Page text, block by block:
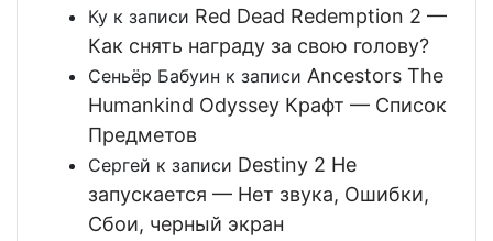
Ку к записи Red Dead Redemption 2 —
Как снять награду за свою голову?
Сеньёр Бабуин к записи Ancestors The
Humankind Odyssey Крафт — Список
Предметов
Сергей к записи Destiny 2 Не
запускается — Нет звука, Ошибки,
Сбои, черный экран